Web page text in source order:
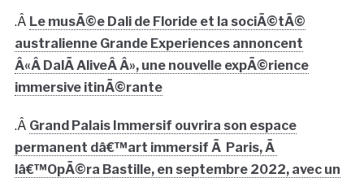
.Â Le musÃ©e Dali de Floride et la sociÃ©tÃ©
australienne Grande Experiences annoncent
Â«Â DalÃ­ AliveÂ Â», une nouvelle expÃ©rience
immersive itinÃ©rante
.Â Grand Palais Immersif ouvrira son espace
permanent dâ€™art immersif Ã Paris, Ã
lâ€™OpÃ©ra Bastille, en septembre 2022, avec un